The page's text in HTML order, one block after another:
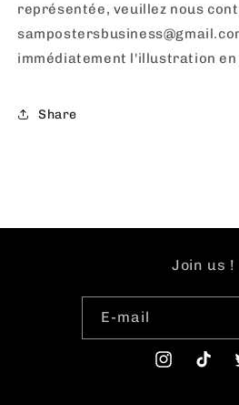
représentée, veuillez nous
immédiatement l'illustration en
Share
Join us !
E-mail
InstagramTikTok